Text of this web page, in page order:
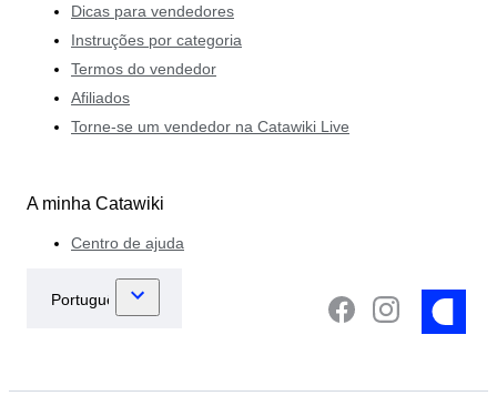
Dicas para vendedores
Instruções por categoria
Termos do vendedor
Afiliados
Torne-se um vendedor na Catawiki Live
A minha Catawiki
Centro de ajuda